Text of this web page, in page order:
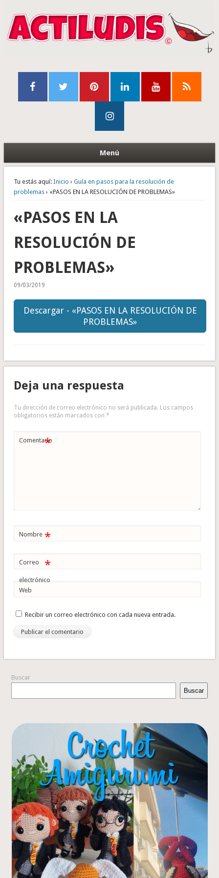
Menú
Tu estás aquí: Inicio › Guía en pasos para la resolución de
problemas› «PASOS EN LA RESOLUCIÓN DE PROBLEMAS»
«PASOS EN LA
RESOLUCIÓN DE
PROBLEMAS»
09/03/2019
Descargar - «PASOS EN LA RESOLUCIÓN DE
PROBLEMAS»
Deja una respuesta
Tu dirección de correo electrónico no será publicada. Los campos
obligatorios están marcados con *
Comentario
*
Nombre *
Correo
electrónico
*
Web
Recibir un correo electrónico con cada nueva entrada.
Buscar
Buscar